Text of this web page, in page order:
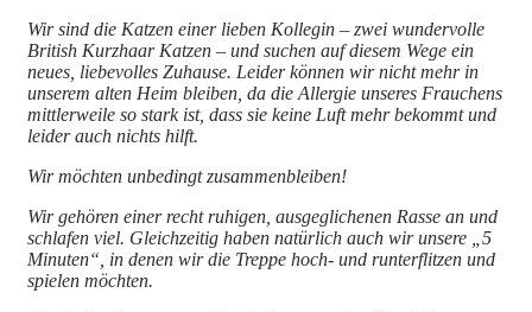
Wir sind die Katzen einer lieben Kollegin – zwei wundervolle
British Kurzhaar Katzen – und suchen auf diesem Wege ein
neues, liebevolles Zuhause. Leider können wir nicht mehr in
unserem alten Heim bleiben, da die Allergie unseres Frauchens
mittlerweile so stark ist, dass sie keine Luft mehr bekommt und
leider auch nichts hilft.
Wir möchten unbedingt zusammenbleiben!
Wir gehören einer recht ruhigen, ausgeglichenen Rasse an und
schlafen viel. Gleichzeitig haben natürlich auch wir unsere „5
Minuten“, in denen wir die Treppe hoch- und runterflitzen und
spielen möchten.